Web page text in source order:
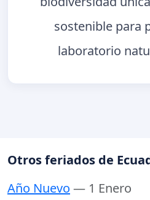
sostenible para
laboratorio
Otros feriados de
Año Nuevo — 1 Enero